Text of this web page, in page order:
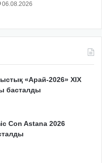
06.08.2026
«Арай-2026» XIX
басталды
Con Astana 2026